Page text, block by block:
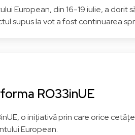
pagina
European, din 16-19 iulie, a
supus la vot a fost continuarea
RO33inUE
o inițiativă prin care orice
European.